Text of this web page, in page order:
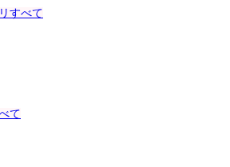
すべて
て